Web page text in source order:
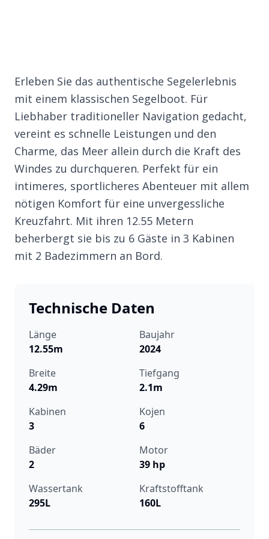
Erleben Sie das authentische Segelerlebnis
mit einem klassischen Segelboot. Für
Liebhaber traditioneller Navigation gedacht,
vereint es schnelle Leistungen und den
Charme, das Meer allein durch die Kraft des
Windes zu durchqueren. Perfekt für ein
intimeres, sportlicheres Abenteuer mit allem
nötigen Komfort für eine unvergessliche
Kreuzfahrt. Mit ihren 12.55 Metern
beherbergt sie bis zu 6 Gäste in 3 Kabinen
mit 2 Badezimmern an Bord.
Technische Daten
Länge
12.55m
Baujahr
2024
Breite
4.29m
Tiefgang
2.1m
Kabinen
3
Kojen
6
Bäder
2
Motor
39 hp
Wassertank
295L
Kraftstofftank
160L